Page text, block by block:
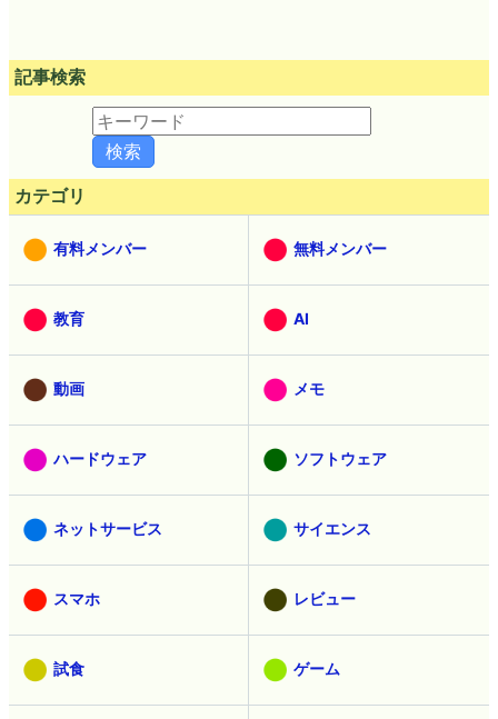
記事検索
カテゴリ
有料メンバー 無料メンバー
教育 AI
動画 メモ
ハードウェア ソフトウェア
ネットサービス サイエンス
スマホ レビュー
試食 ゲーム